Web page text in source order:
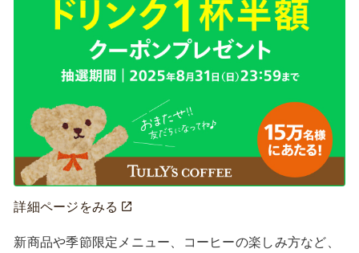
詳細ページをみる
新商品や季節限定メニュー、コーヒーの楽しみ方など、